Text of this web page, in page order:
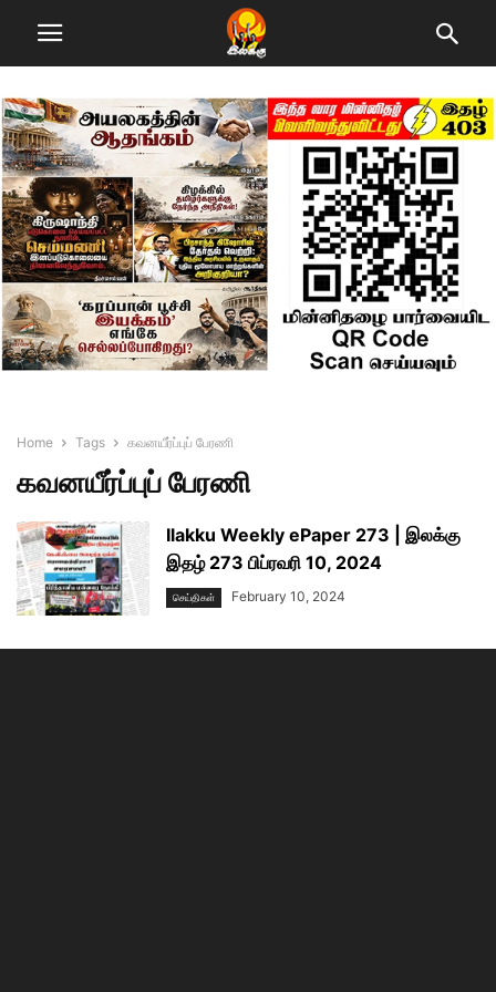
Home Tags கவனயீர்ப்புப் பேரணி
கவனயீர்ப்புப் பேரணி
Ilakku Weekly ePaper 273 | இலக்கு
இதழ் 273 பிப்ரவரி 10, 2024
செய்திகள் February 10, 2024